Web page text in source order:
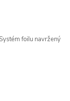
foilu navržený